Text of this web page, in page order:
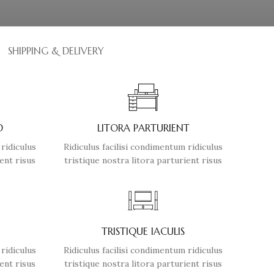
SHIPPING & DELIVERY
risus
LITORA PARTURIENT
Ridiculus facilisi condimentum ridiculus
tristique nostra litora parturient risus
risus
TRISTIQUE IACULIS
Ridiculus facilisi condimentum ridiculus
tristique nostra litora parturient risus